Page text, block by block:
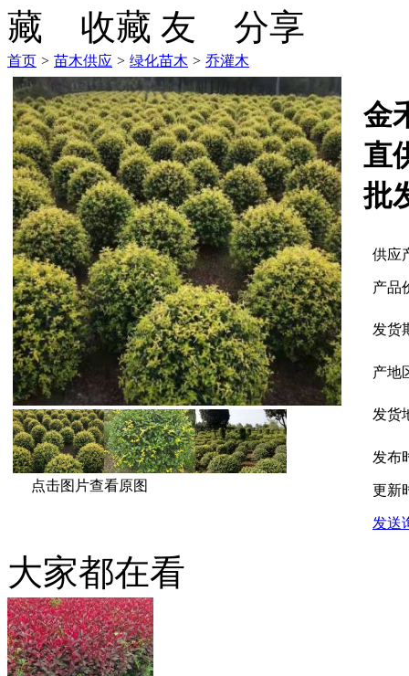
收藏 分享
首页 > 苗木供应 > 绿化苗木 > 乔灌木
点击图片查看原图
金
直
批
供应
产品
发货
产地
发货
发布
更新
发送
大家都在看